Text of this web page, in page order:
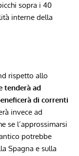
sopra i 40
interne della
rispetto allo
tenderà ad
di correnti
invece ad
se l’approssimarsi
potrebbe
Spagna e sulla